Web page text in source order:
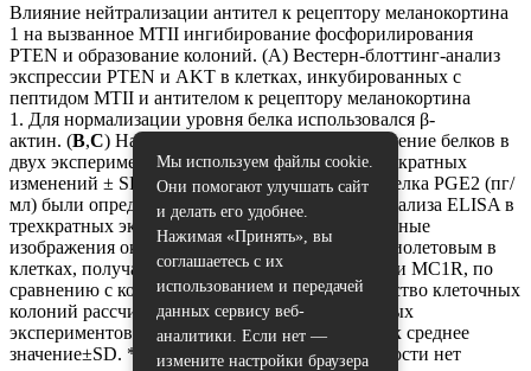
Влияние нейтрализации антител к рецептору меланокортина
1 на вызванное MTII ингибирование фосфорилирования
PTEN и образование колоний. (A) Вестерн-блоттинг-анализ
экспрессии PTEN и AKT в клетках, инкубированных с
пептидом MTII и антителом к рецептору меланокортина
1. Для нормализации уровня белка использовался β-
актин. (B,C) На гистограмме показано соотношение белков в
двух экспериментах. Данные выражены в виде кратных
изменений ± SD. (D) Уровни секретируемого белка PGE2 (пг/
мл) были определены с помощью набора для анализа ELISA в
трехкратных экспериментах. ( E
) Репрезентативные
изображения окрашивания кристаллическим фиолетовым в
клетках, получавших антитела к пептиду MTII и MC1R, по
сравнению с контрольной группой. (F) Количество клеточных
колоний рассчитывали по результатам различных
экспериментов с трипликацией и выражали как среднее
значение±SD. *:
<0,05, **:p<0,01; ns, значимости нет
Мы используем файлы cookie.
Они помогают улучшать сайт
и делать его удобнее.
Нажимая «Принять», вы
соглашаетесь с их
использованием и передачей
данных сервису веб-
аналитики. Если нет —
измените настройки браузера